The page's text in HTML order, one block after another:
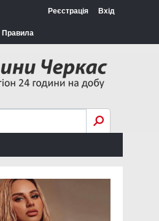
Правила
Реєстрація Вхід